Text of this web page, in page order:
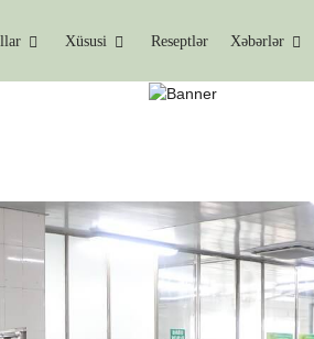
Xüsusi Reseptlər Xəbərlər